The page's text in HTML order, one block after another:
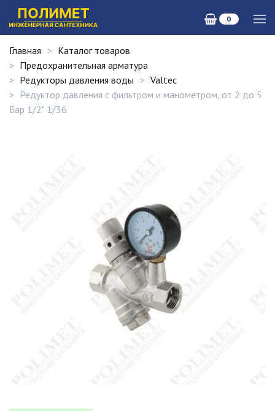
0
Главная
Каталог товаров
Предохранительная арматура
Редукторы давления воды
Valtec
Редуктор давления с фильтром и манометром, от 2 до 5
Бар 1/2" 1/36